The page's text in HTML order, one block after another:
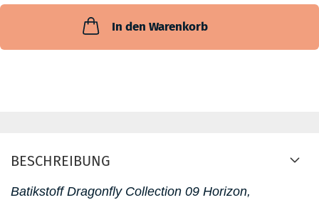
In den Warenkorb
BESCHREIBUNG
Batikstoff Dragonfly Collection 09 Horizon,